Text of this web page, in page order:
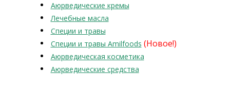
Аюрведические кремы
Лечебные масла
Специи и травы
Специи и травы Amilfoods (Новое!)
Аюрведическая косметика
Аюрведические средства